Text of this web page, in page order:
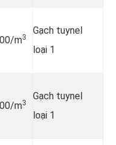
m3
Gạch tuynel
loại 1
m3
Gạch tuynel
loại 1